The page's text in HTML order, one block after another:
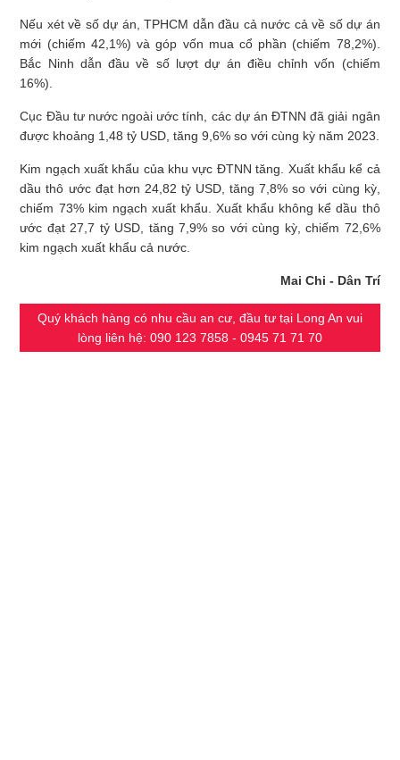
Nếu xét về số dự án, TPHCM dẫn đầu cả nước cả về số dự án
mới (chiếm 42,1%) và góp vốn mua cổ phần (chiếm 78,2%).
Bắc Ninh dẫn đầu về số lượt dự án điều chỉnh vốn (chiếm
16%).
Cục Đầu tư nước ngoài ước tính, các dự án ĐTNN đã giải ngân
được khoảng 1,48 tỷ USD, tăng 9,6% so với cùng kỳ năm 2023.
Kim ngạch xuất khẩu của khu vực ĐTNN tăng. Xuất khẩu kể cả
dầu thô ước đạt hơn 24,82 tỷ USD, tăng 7,8% so với cùng kỳ,
chiếm 73% kim ngạch xuất khẩu. Xuất khẩu không kể dầu thô
ước đạt 27,7 tỷ USD, tăng 7,9% so với cùng kỳ, chiếm 72,6%
kim ngạch xuất khẩu cả nước.
Mai Chi - Dân Trí
Quý khách hàng có nhu cầu an cư, đầu tư tại Long An vui
lòng liên hệ: 090 123 7858 - 0945 71 71 70